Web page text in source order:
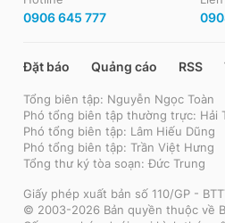
0906 645 777
Đặt báo Quảng cáo RSS
Tổng biên tập: Nguyễn Ngọc Toàn
Phó tổng biên tập thường trực: Hải
Phó tổng biên tập: Lâm Hiếu Dũng
Phó tổng biên tập: Trần Việt Hưng
Tổng thư ký tòa soạn: Đức Trung
Giấy phép xuất bản số 110/GP -
© 2003-2026 Bản quyền thuộc về